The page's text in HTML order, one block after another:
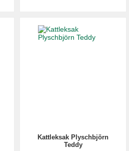
Kattleksak Plyschbjörn
Teddy